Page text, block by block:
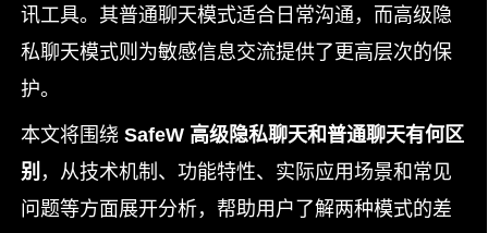
讯工具。其普通聊天模式适合日常沟通，而高级隐
私聊天模式则为敏感信息交流提供了更高层次的保
护。
本文将围绕 SafeW 高级隐私聊天和普通聊天有何区
别 ，从技术机制、功能特性、实际应用场景和常见
问题等方面展开分析，帮助用户了解两种模式的差